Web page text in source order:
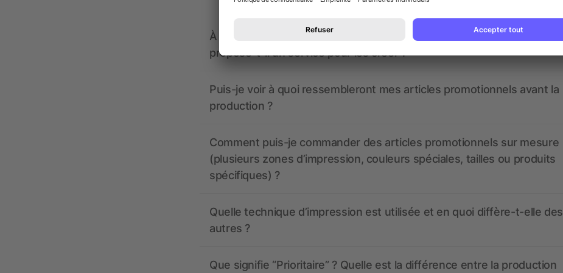
À quoi doivent ressembler les données d’impression ? allbranded
propose-t-il un service pour les créer ?
Puis-je voir à quoi ressembleront mes articles promotionnels avant la
production ?
Comment puis-je commander des articles promotionnels sur mesure
(plusieurs zones d’impression, couleurs spéciales, tailles ou produits
spécifiques) ?
Quelle technique d’impression est utilisée et en quoi diffère-t-elle des
autres ?
Que signifie “Prioritaire” ? Quelle est la différence entre la production